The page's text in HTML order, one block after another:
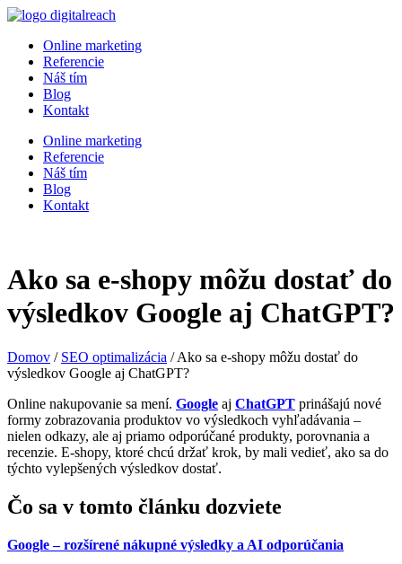
Online marketing
Referencie
Náš tím
Blog
Kontakt
Online marketing
Referencie
Náš tím
Blog
Kontakt
Ako sa e-shopy môžu dostať do
výsledkov Google aj ChatGPT?
Domov / SEO optimalizácia /Ako sa e-shopy môžu dostať do
výsledkov Google aj ChatGPT?
Online nakupovanie sa mení. Google aj ChatGPT prinášajú nové
formy zobrazovania produktov vo výsledkoch vyhľadávania –
nielen odkazy, ale aj priamo odporúčané produkty, porovnania a
recenzie. E-shopy, ktoré chcú držať krok, by mali vedieť, ako sa do
týchto vylepšených výsledkov dostať.
Čo sa v tomto článku dozviete
Google – rozšírené nákupné výsledky a AI odporúčania